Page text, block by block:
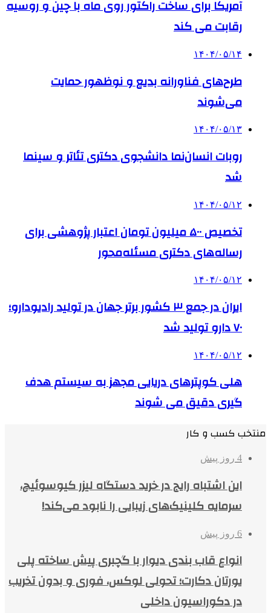
آمریکا برای ساخت راکتور روی ماه با چین و روسیه
رقابت می کند
۱۴۰۴/۰۵/۱۴
طرح‌های فناورانه بدیع و نوظهور حمایت
می‌شوند
۱۴۰۴/۰۵/۱۳
روبات انسان‌نما دانشجوی دکتری تئاتر و سینما
شد
۱۴۰۴/۰۵/۱۲
تخصیص ۵۰۰ میلیون تومان اعتبار پژوهشی برای
رساله‌های دکتری مسئله‌محور
۱۴۰۴/۰۵/۱۲
ایران در جمع ۳ کشور برتر جهان در تولید رادیودارو؛
۷۰ دارو تولید شد
۱۴۰۴/۰۵/۱۲
هلی کوپترهای دریایی مجهز به سیستم هدف
گیری دقیق می شوند
منتخب کسب و کار
4 روز پیش
این اشتباه رایج در خرید دستگاه لیزر کیوسوئیچ،
سرمایه کلینیک‌های زیبایی را نابود می‌کند!
6 روز پیش
انواع قاب بندی دیوار با گچبری پیش ساخته پلی
یورتان دکارت؛ تحولی لوکس، فوری و بدون تخریب
در دکوراسیون داخلی